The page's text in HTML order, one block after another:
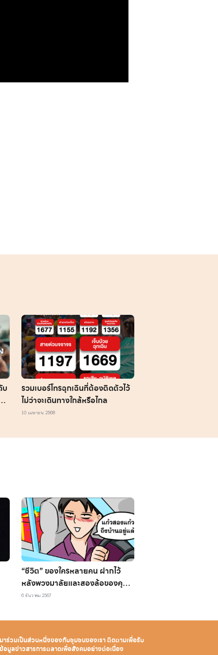
บ
รวมเบอร์โทรฉุกเฉินที่ต้องติดตัวไว้
ไม่ว่าจะเดินทางใกล้หรือไกล
10 เมษายน 2568
“ชีวิต” ของใครหลายคน ฝากไว้
หลังพวงมาลัยและสองล้อของคุณ
เมื่อ “ดื่มแล้วขับ" !
6 ธันวาคม 2567
มาร่วมเป็นส่วนหนึ่งของกับชุมชนของเราติดตามเพื่อรับ
ข้อมูลข่าวสารการตลาดเพื่อสังคมอย่างต่อเนื่อง